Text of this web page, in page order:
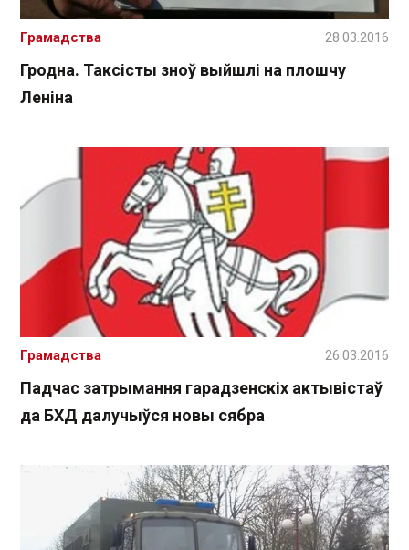
Гродна. Таксісты зноў выйшлі на плошчу
Леніна
Грамадства 28.03.2016
Падчас затрымання гарадзенскіх актывістаў
да БХД далучыўся новы сябра
Грамадства 26.03.2016